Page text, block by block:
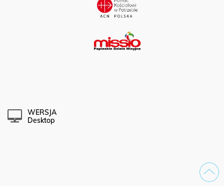
WERSJA
Desktop